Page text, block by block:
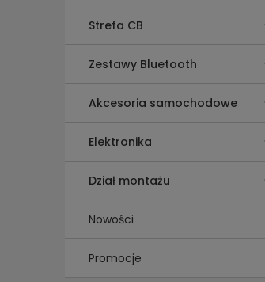
Strefa CB
Zestawy Bluetooth
Akcesoria samochodowe
Elektronika
Dział montażu
Nowości
Promocje